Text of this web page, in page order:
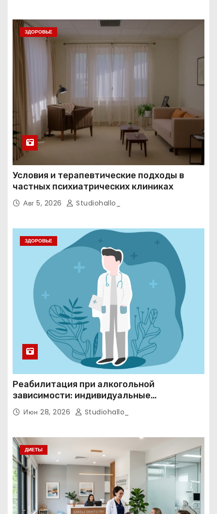
ЗДОРОВЬЕ
Условия и терапевтические подходы в
частных психиатрических клиниках
Авг 5, 2026 Studiohallo_
ЗДОРОВЬЕ
Реабилитация при алкогольной
зависимости: индивидуальные
программы, психотерапия и
ресоциализация при анонимном подходе
Июн 28, 2026 Studiohallo_
ДИЕТЫ